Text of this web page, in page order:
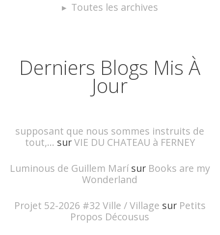
Toutes les archives
Derniers Blogs Mis À
Jour
supposant que nous sommes instruits de
tout,... surVIE DU CHATEAU à FERNEY
Luminous de Guillem Marísur Books are my
Wonderland
Projet 52-2026 #32 Ville / Village sur Petits
Propos Décousus